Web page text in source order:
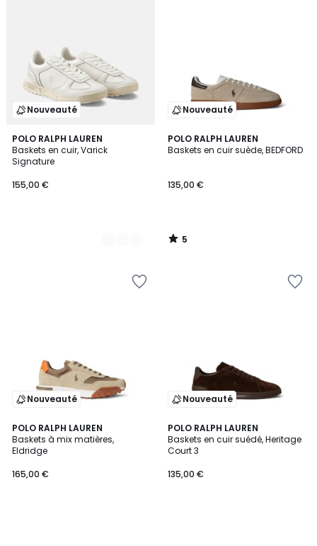
Nouveauté
POLO RALPH LAUREN
Baskets en cuir, Varick
Signature
155,00 €
2
Couleurs
Nouveauté
POLO RALPH LAUREN
Baskets en cuir suède, BEDFORD
135,00 €
5
/
5
/
Nouveauté
POLO RALPH LAUREN
Baskets à mix matières,
Eldridge
165,00 €
Nouveauté
POLO RALPH LAUREN
Baskets en cuir suédé, Heritage
Court 3
135,00 €